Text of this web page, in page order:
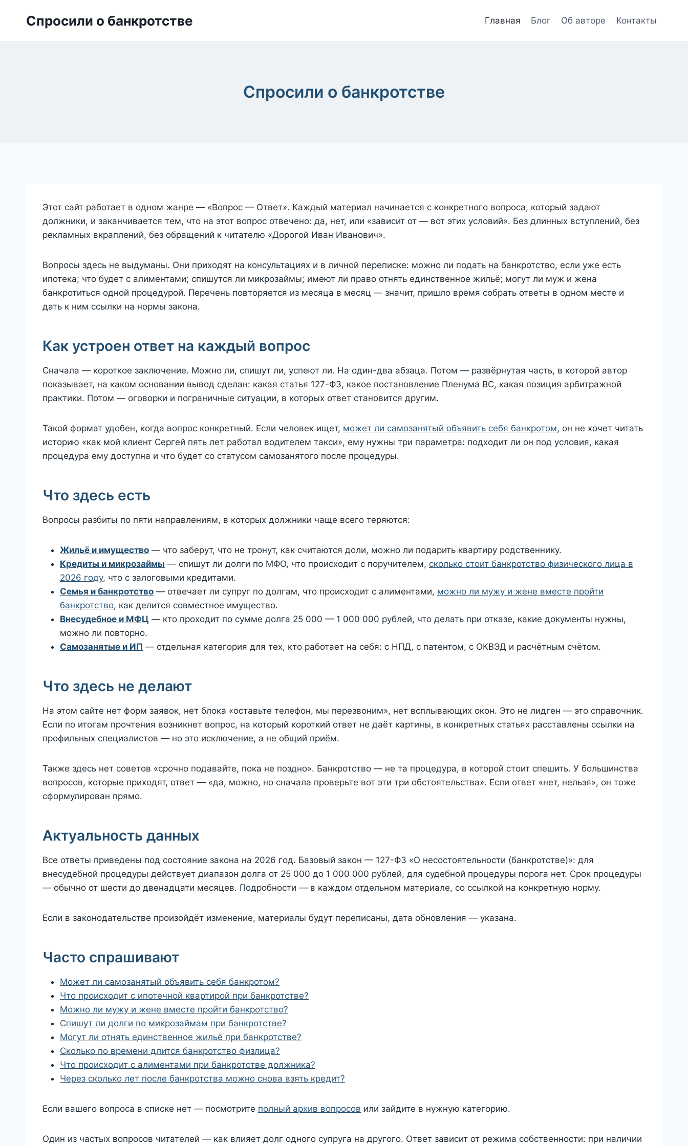
Спросили о банкротстве Главная Блог Об авторе Контакты
Спросили о банкротстве
Этот сайт работает в одном жанре — «Вопрос — Ответ». Каждый материал начинается с конкретного вопроса, который задают
должники, и заканчивается тем, что на этот вопрос отвечено: да, нет, или «зависит от — вот этих условий». Без длинных вступлений, без
рекламных вкраплений, без обращений к читателю «Дорогой Иван Иванович».
Вопросы здесь не выдуманы. Они приходят на консультациях и в личной переписке: можно ли подать на банкротство, если уже есть
ипотека; что будет с алиментами; спишутся ли микрозаймы; имеют ли право отнять единственное жильё; могут ли муж и жена
банкротиться одной процедурой. Перечень повторяется из месяца в месяц — значит, пришло время собрать ответы в одном месте и
дать к ним ссылки на нормы закона.
Как устроен ответ на каждый вопрос
Сначала — короткое заключение. Можно ли, спишут ли, успеют ли. На один-два абзаца. Потом — развёрнутая часть, в которой автор
показывает, на каком основании вывод сделан: какая статья 127-ФЗ, какое постановление Пленума ВС, какая позиция арбитражной
практики. Потом — оговорки и пограничные ситуации, в которых ответ становится другим.
Такой формат удобен, когда вопрос конкретный. Если человек ищет, может ли самозанятый объявить себя банкротом, он не хочет читать
историю «как мой клиент Сергей пять лет работал водителем такси», ему нужны три параметра: подходит ли он под условия, какая
процедура ему доступна и что будет со статусом самозанятого после процедуры.
Что здесь есть
Вопросы разбиты по пяти направлениям, в которых должники чаще всего теряются:
Жильё и имущество — что заберут, что не тронут, как считаются доли, можно ли подарить квартиру родственнику.
Кредиты и микрозаймы — спишут ли долги по МФО, что происходит с поручителем, сколько стоит банкротство физического лица в
2026 году, что с залоговыми кредитами.
Семья и банкротство — отвечает ли супруг по долгам, что происходит с алиментами, можно ли мужу и жене вместе пройти
банкротство, как делится совместное имущество.
Внесудебное и МФЦ — кто проходит по сумме долга 25 000 — 1 000 000 рублей, что делать при отказе, какие документы нужны,
можно ли повторно.
Самозанятые и ИП — отдельная категория для тех, кто работает на себя: с НПД, с патентом, с ОКВЭД и расчётным счётом.
Что здесь не делают
На этом сайте нет форм заявок, нет блока «оставьте телефон, мы перезвоним», нет всплывающих окон. Это не лидген — это справочник.
Если по итогам прочтения возникнет вопрос, на который короткий ответ не даёт картины, в конкретных статьях расставлены ссылки на
профильных специалистов — но это исключение, а не общий приём.
Также здесь нет советов «срочно подавайте, пока не поздно». Банкротство — не та процедура, в которой стоит спешить. У большинства
вопросов, которые приходят, ответ — «да, можно, но сначала проверьте вот эти три обстоятельства». Если ответ «нет, нельзя», он тоже
сформулирован прямо.
Актуальность данных
Все ответы приведены под состояние закона на 2026 год. Базовый закон — 127-ФЗ «О несостоятельности (банкротстве)»: для
внесудебной процедуры действует диапазон долга от 25 000 до 1 000 000 рублей, для судебной процедуры порога нет. Срок процедуры
— обычно от шести до двенадцати месяцев. Подробности — в каждом отдельном материале, со ссылкой на конкретную норму.
Если в законодательстве произойдёт изменение, материалы будут переписаны, дата обновления — указана.
Часто спрашивают
Может ли самозанятый объявить себя банкротом?
Что происходит с ипотечной квартирой при банкротстве?
Можно ли мужу и жене вместе пройти банкротство?
Спишут ли долги по микрозаймам при банкротстве?
Могут ли отнять единственное жильё при банкротстве?
Сколько по времени длится банкротство физлица?
Что происходит с алиментами при банкротстве должника?
Через сколько лет после банкротства можно снова взять кредит?
Если вашего вопроса в списке нет — посмотрите полный архив вопросов или зайдите в нужную категорию.
Один из частых вопросов читателей — как влияет долг одного супруга на другого. Ответ зависит от режима собственности: при наличии